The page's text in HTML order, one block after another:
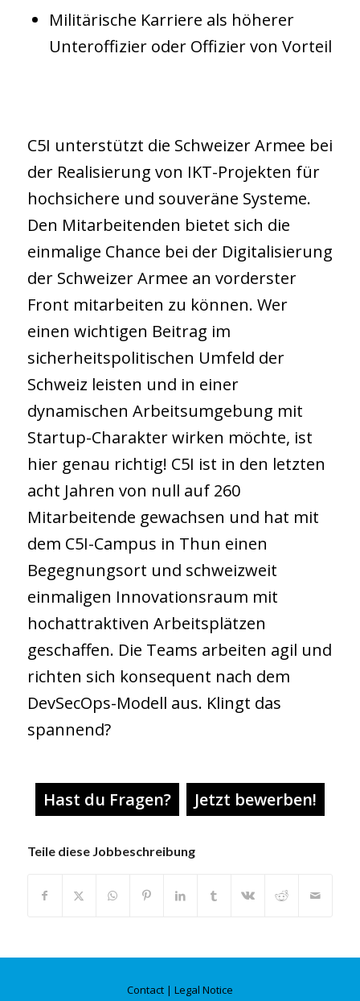
Militärische Karriere als höherer
Unteroffizier oder Offizier von Vorteil
C5I unterstützt die Schweizer Armee bei
der Realisierung von IKT-Projekten für
hochsichere und souveräne Systeme.
Den Mitarbeitenden bietet sich die
einmalige Chance bei der Digitalisierung
der Schweizer Armee an vorderster
Front mitarbeiten zu können. Wer
einen wichtigen Beitrag im
sicherheitspolitischen Umfeld der
Schweiz leisten und in einer
dynamischen Arbeitsumgebung mit
Startup-Charakter wirken möchte, ist
hier genau richtig! C5I ist in den letzten
acht Jahren von null auf 260
Mitarbeitende gewachsen und hat mit
dem C5I-Campus in Thun einen
Begegnungsort und schweizweit
einmaligen Innovationsraum mit
hochattraktiven Arbeitsplätzen
geschaffen. Die Teams arbeiten agil und
richten sich konsequent nach dem
DevSecOps-Modell aus. Klingt das
spannend?
Hast du Fragen? Jetzt bewerben!
Teile diese Jobbeschreibung
Contact| Legal Notice